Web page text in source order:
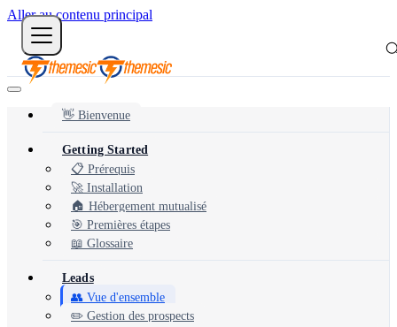
Aller au contenu principal
👋 Bienvenue
Getting Started
📋 Prérequis
🚀 Installation
🏠 Hébergement mutualisé
🎯 Premières étapes
📖 Glossaire
Leads
👥 Vue d'ensemble
✏️ Gestion des prospects